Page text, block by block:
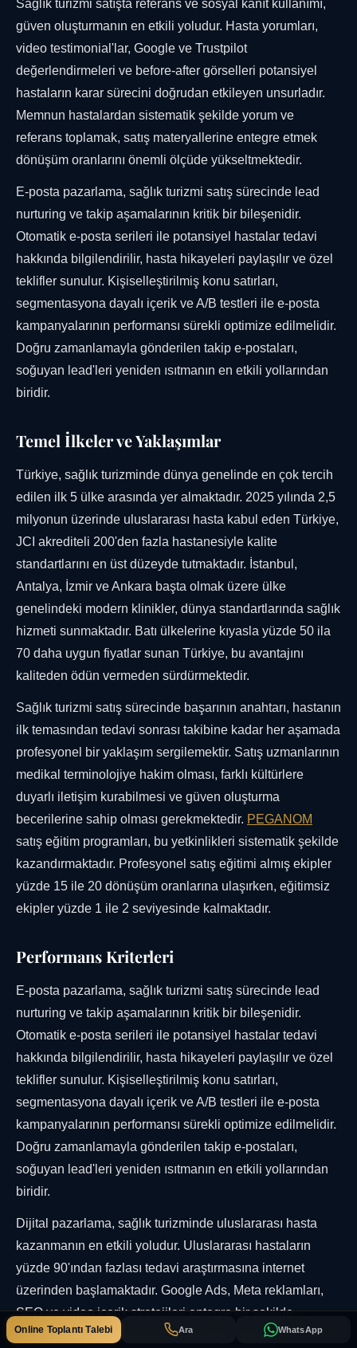
Sağlık turizmi satışta referans ve sosyal kanıt kullanımı,
güven oluşturmanın en etkili yoludur. Hasta yorumları,
video testimonial'lar, Google ve Trustpilot
değerlendirmeleri ve before-after görselleri potansiyel
hastaların karar sürecini doğrudan etkileyen unsurladır.
Memnun hastalardan sistematik şekilde yorum ve
referans toplamak, satış materyallerine entegre etmek
dönüşüm oranlarını önemli ölçüde yükseltmektedir.
E-posta pazarlama, sağlık turizmi satış sürecinde lead
nurturing ve takip aşamalarının kritik bir bileşenidir.
Otomatik e-posta serileri ile potansiyel hastalar tedavi
hakkında bilgilendirilir, hasta hikayeleri paylaşılır ve özel
teklifler sunulur. Kişiselleştirilmiş konu satırları,
segmentasyona dayalı içerik ve A/B testleri ile e-posta
kampanyalarının performansı sürekli optimize edilmelidir.
Doğru zamanlamayla gönderilen takip e-postaları,
soğuyan lead'leri yeniden ısıtmanın en etkili yollarından
biridir.
Temel İlkeler ve Yaklaşımlar
Türkiye, sağlık turizminde dünya genelinde en çok tercih
edilen ilk 5 ülke arasında yer almaktadır. 2025 yılında 2,5
milyonun üzerinde uluslararası hasta kabul eden Türkiye,
JCI akrediteli 200'den fazla hastanesiyle kalite
standartlarını en üst düzeyde tutmaktadır. İstanbul,
Antalya, İzmir ve Ankara başta olmak üzere ülke
genelindeki modern klinikler, dünya standartlarında sağlık
hizmeti sunmaktadır. Batı ülkelerine kıyasla yüzde 50 ila
70 daha uygun fiyatlar sunan Türkiye, bu avantajını
kaliteden ödün vermeden sürdürmektedir.
Sağlık turizmi satış sürecinde başarının anahtarı, hastanın
ilk temasından tedavi sonrası takibine kadar her aşamada
profesyonel bir yaklaşım sergilemektir. Satış uzmanlarının
medikal terminolojiye hakim olması, farklı kültürlere
duyarlı iletişim kurabilmesi ve güven oluşturma
becerilerine sahip olması gerekmektedir. PEGANOM
satış eğitim programları, bu yetkinlikleri sistematik şekilde
kazandırmaktadır. Profesyonel satış eğitimi almış ekipler
yüzde 15 ile 20 dönüşüm oranlarına ulaşırken, eğitimsiz
ekipler yüzde 1 ile 2 seviyesinde kalmaktadır.
Performans Kriterleri
E-posta pazarlama, sağlık turizmi satış sürecinde lead
nurturing ve takip aşamalarının kritik bir bileşenidir.
Otomatik e-posta serileri ile potansiyel hastalar tedavi
hakkında bilgilendirilir, hasta hikayeleri paylaşılır ve özel
teklifler sunulur. Kişiselleştirilmiş konu satırları,
segmentasyona dayalı içerik ve A/B testleri ile e-posta
kampanyalarının performansı sürekli optimize edilmelidir.
Doğru zamanlamayla gönderilen takip e-postaları,
soğuyan lead'leri yeniden ısıtmanın en etkili yollarından
biridir.
Dijital pazarlama, sağlık turizminde uluslararası hasta
kazanmanın en etkili yoludur. Uluslararası hastaların
yüzde 90'ından fazlası tedavi araştırmasına internet
üzerinden başlamaktadır. Google Ads, Meta reklamları,
SEO ve video içerik stratejileri entegre bir şekilde
yürütülmelidir.PEGANOM , 10 yılı aşkın sektör
Ara WhatsApp
Online Toplantı Talebi